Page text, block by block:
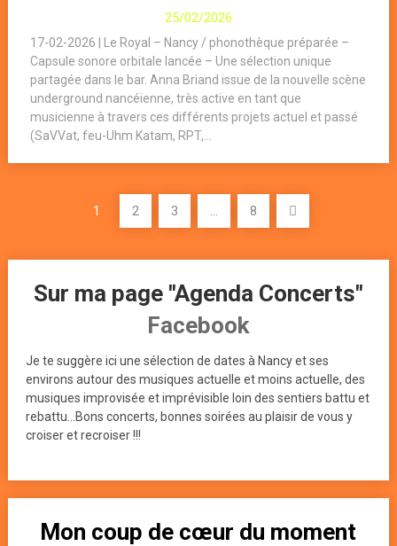
25/02/2026
17-02-2026 | Le Royal – Nancy / phonothèque préparée –
Capsule sonore orbitale lancée – Une sélection unique
partagée dans le bar. Anna Briand issue de la nouvelle scène
underground nancéienne, très active en tant que
musicienne à travers ces différents projets actuel et passé
(SaVVat, feu-Uhm Katam, RPT,...
Pagination
1 2 3 … 8
Sur ma page "Agenda Concerts"
Facebook
Je te suggère ici une sélection de dates à Nancy et ses
environs autour des musiques actuelle et moins actuelle, des
musiques improvisée et imprévisible loin des sentiers battu et
rebattu...Bons concerts, bonnes soirées au plaisir de vous y
croiser et recroiser !!!
Mon coup de cœur du moment